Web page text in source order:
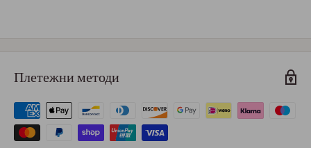
Плетежни методи